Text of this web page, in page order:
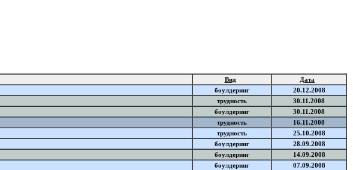
Вид
Дата
боулдеринг
20.12.2008
трудность
30.11.2008
боулдеринг
30.11.2008
трудность
16.11.2008
трудность
25.10.2008
боулдеринг
28.09.2008
боулдеринг
14.09.2008
боулдеринг
07.09.2008